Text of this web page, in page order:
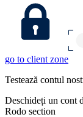
go to client zone
Testează contul
Deschideți un cont
Rodo section